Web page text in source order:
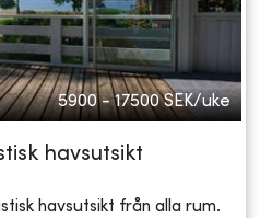
5900 - 17500 SEK/uke
havsutsikt
havsutsikt från alla rum.